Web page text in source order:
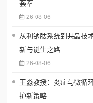
荟萃
26-08-06
从利钠肽系统到共晶技
新与诞生之路
26-08-06
王淼教授：炎症与微
护新策略